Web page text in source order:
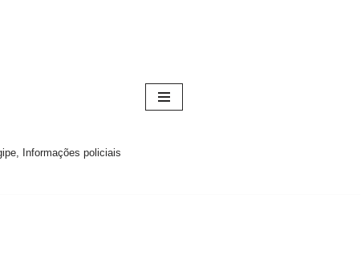
Informações policiais